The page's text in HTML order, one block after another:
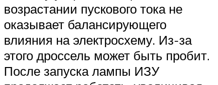
возрастании пускового тока не
оказывает балансирующего
влияния на электросхему. Из-за
этого дроссель может быть пробит.
После запуска лампы ИЗУ